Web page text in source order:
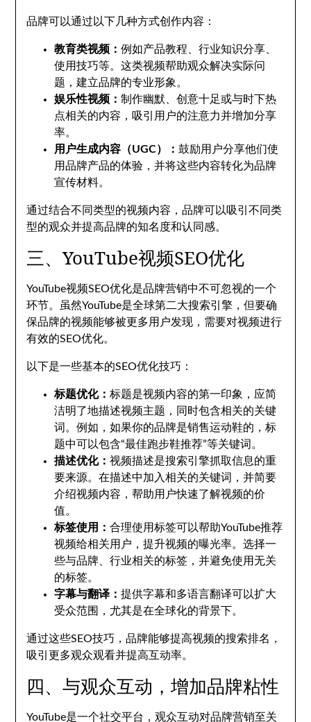
品牌可以通过以下几种方式创作内容：
教育类视频：例如产品教程、行业知识分享、
使用技巧等。这类视频帮助观众解决实际问
题，建立品牌的专业形象。
娱乐性视频：制作幽默、创意十足或与时下热
点相关的内容，吸引用户的注意力并增加分享
率。
用户生成内容（UGC）：鼓励用户分享他们使
用品牌产品的体验，并将这些内容转化为品牌
宣传材料。
通过结合不同类型的视频内容，品牌可以吸引不同类
型的观众并提高品牌的知名度和认同感。
三、YouTube视频SEO优化
YouTube视频SEO优化是品牌营销中不可忽视的一个
环节。虽然YouTube是全球第二大搜索引擎，但要确
保品牌的视频能够被更多用户发现，需要对视频进行
有效的SEO优化。
以下是一些基本的SEO优化技巧：
标题优化：标题是视频内容的第一印象，应简
洁明了地描述视频主题，同时包含相关的关键
词。例如，如果你的品牌是销售运动鞋的，标
题中可以包含“最佳跑步鞋推荐”等关键词。
描述优化：视频描述是搜索引擎抓取信息的重
要来源。在描述中加入相关的关键词，并简要
介绍视频内容，帮助用户快速了解视频的价
值。
标签使用：合理使用标签可以帮助YouTube推荐
视频给相关用户，提升视频的曝光率。选择一
些与品牌、行业相关的标签，并避免使用无关
的标签。
字幕与翻译：提供字幕和多语言翻译可以扩大
受众范围，尤其是在全球化的背景下。
通过这些SEO技巧，品牌能够提高视频的搜索排名，
吸引更多观众观看并提高互动率。
四、与观众互动，增加品牌粘性
YouTube是一个社交平台，观众互动对品牌营销至关